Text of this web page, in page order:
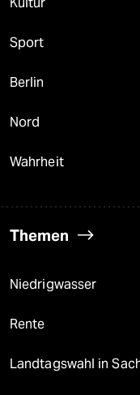
Sport
Berlin
Nord
Wahrheit
Themen
Niedrigwasser
Rente
Landtagswahl in